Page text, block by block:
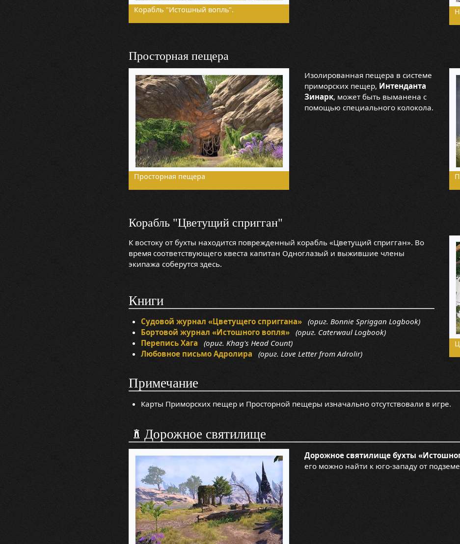
Корабль "Истошный вопль".
Просторная пещера
Просторная пещера
Изолированная пещера в системе
приморских пещер, Интенданта
Зинарк, может быть выманена с
помощью специального колокола.
Корабль "Цветущий спригган"
К востоку от бухты находится поврежденный корабль «Цветущий спригган». Во
время соответствующего квеста капитан Одноглазый и выжившие члены
экипажа соберутся здесь.
Книги
Судовой журнал «Цветущего сприггана»
(ориг. Bonnie Spriggan Logbook)
Бортовой журнал «Истошного вопля»
(ориг. Caterwaul Logbook)
Перепись Хага
(ориг. Khag's Head Count)
Любовное письмо Адролира
(ориг. Love Letter from Adrolir)
Примечание
Карты Приморских пещер и Просторной пещеры изначально отсутствовали в игре.
Дорожное святилище
Дорожное святилище бухты
его можно найти к юго-западу от